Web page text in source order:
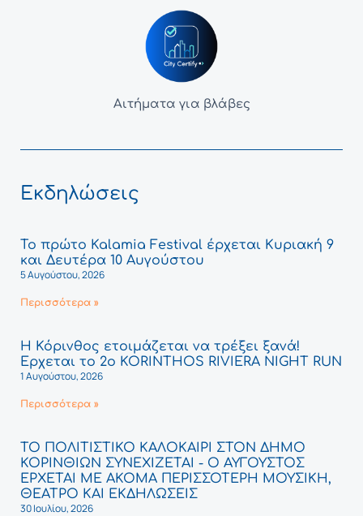
Αιτήματα για βλάβες
Εκδηλώσεις
Το πρώτο Kalamia Festival έρχεται Κυριακή 9
και Δευτέρα 10 Αυγούστου
5 Αυγούστου, 2026
Περισσότερα »
Η Κόρινθος ετοιμάζεται να τρέξει ξανά!
Έρχεται το 2ο KORINTHOS RIVIERA NIGHT RUN
1 Αυγούστου, 2026
Περισσότερα »
ΤΟ ΠΟΛΙΤΙΣΤΙΚΟ ΚΑΛΟΚΑΙΡΙ ΣΤΟΝ ΔΗΜΟ
ΚΟΡΙΝΘΙΩΝ ΣΥΝΕΧΙΖΕΤΑΙ - Ο ΑΥΓΟΥΣΤΟΣ
ΕΡΧΕΤΑΙ ΜΕ ΑΚΟΜΑ ΠΕΡΙΣΣΟΤΕΡΗ ΜΟΥΣΙΚΗ,
ΘΕΑΤΡΟ ΚΑΙ ΕΚΔΗΛΩΣΕΙΣ
30 Ιουλίου, 2026